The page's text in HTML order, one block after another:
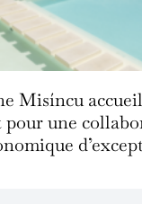
Misíncu
pour une